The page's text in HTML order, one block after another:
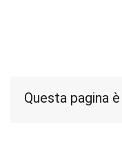
Questa pagina